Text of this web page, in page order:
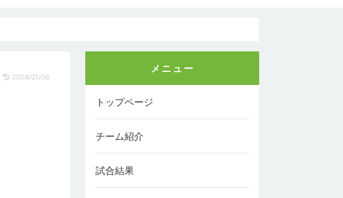
2024/01/06
メニュー
トップページ
チーム紹介
試合結果